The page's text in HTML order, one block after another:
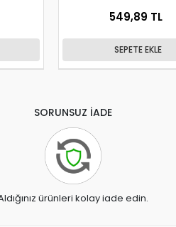
549,89 TL
SEPETE EKLE
SORUNSUZ İADE
ürünleri kolay iade edin.